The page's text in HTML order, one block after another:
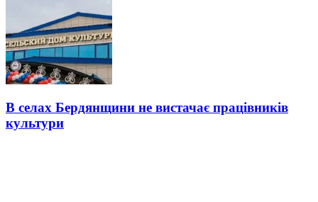
В селах Бердянщини не вистачає працівників
культури